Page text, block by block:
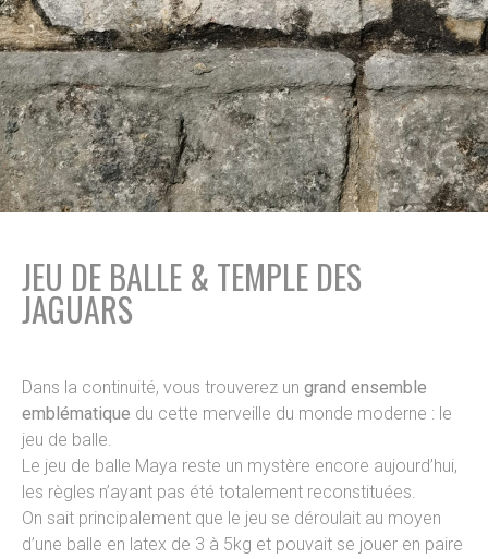
JEU DE BALLE & TEMPLE DES
JAGUARS
Dans la continuité, vous trouverez un grand ensemble
emblématique du cette merveille du monde moderne : le
jeu de balle.
Le jeu de balle Maya reste un mystère encore aujourd’hui,
les règles n’ayant pas été totalement reconstituées.
On sait principalement que le jeu se déroulait au moyen
d’une balle en latex de 3 à 5kg et pouvait se jouer en paire